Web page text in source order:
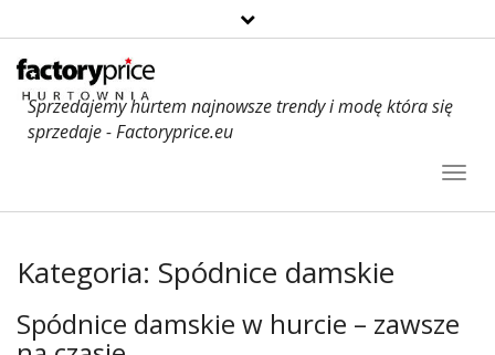
Sprzedajemy hurtem najnowsze trendy i modę która się
sprzedaje - Factoryprice.eu
Kategoria: Spódnice damskie
Spódnice damskie w hurcie – zawsze